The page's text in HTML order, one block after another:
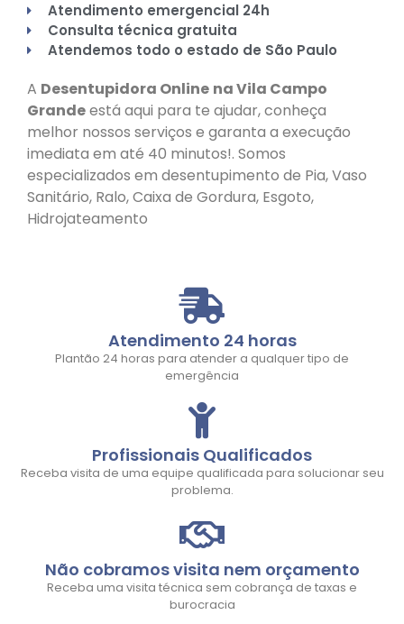
Atendimento emergencial 24h
Consulta técnica gratuita
Atendemos todo o estado de São Paulo
A Desentupidora Online na Vila Campo
Grandeestá aqui para te ajudar, conheça
melhor nossos serviços e garanta a execução
imediata em até 40 minutos!. Somos
especializados em desentupimento de Pia, Vaso
Sanitário, Ralo, Caixa de Gordura, Esgoto,
Hidrojateamento
Atendimento 24 horas
Plantão 24 horas para atender a qualquer tipo de
emergência
Profissionais Qualificados
Receba visita de uma equipe qualificada para solucionar seu
problema.
Não cobramos visita nem orçamento
Receba uma visita técnica sem cobrança de taxas e
burocracia